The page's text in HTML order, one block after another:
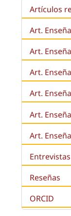
Artículos
Art.
Art.
Art.
Art.
Art.
Art.
Entrevistas
Reseñas
ORCID